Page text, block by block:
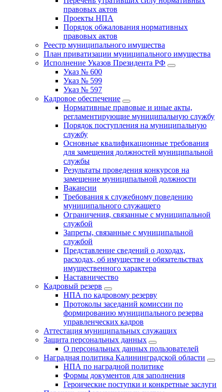
правовых актов
Проекты НПА
Порядок обжалования нормативных
правовых актов
Реестр муниципального имущества
План приватизации муниципального имущества
Исполнение Указов Президента РФ
Указ № 600
Указ № 599
Указ № 597
Кадровое обеспечение
Нормативные правовые и иные акты,
регламентирующие муниципальную службу
Порядок поступления на муниципальную
службу
Основные квалификационные требования
для замещения должностей муниципальной
службы
Результаты проведения конкурсов на
замещение муниципальной должности
Вакансии
Требования к служебному поведению
муниципального служащего
Ограничения, связанные с муниципальной
службой
Запреты, связанные с муниципальной
службой
Представление сведений о доходах,
расходах, об имуществе и обязательствах
имущественного характера
Наставничество
Кадровый резерв
НПА по кадровому резерву
Протоколы заседаний комиссии по
формированию муниципального резерва
управленческих кадров
Аттестация муниципальных служащих
Защита персональных данных
О персональных данных пользователей
Наградная политика Калининградской области
НПА по наградной политике
Формы документов для заполнения
Героические поступки и конкретные заслуги